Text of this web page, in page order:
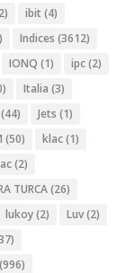
ibit (4)
Indices (3612)
IONQ (1) ipc(2)
Italia (3)
(44) Jets (1)
(50) klac(1)
(2)
TURCA(26)
lukoy(2) Luv(2)
(996)